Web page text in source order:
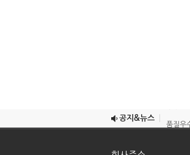
공지&뉴스